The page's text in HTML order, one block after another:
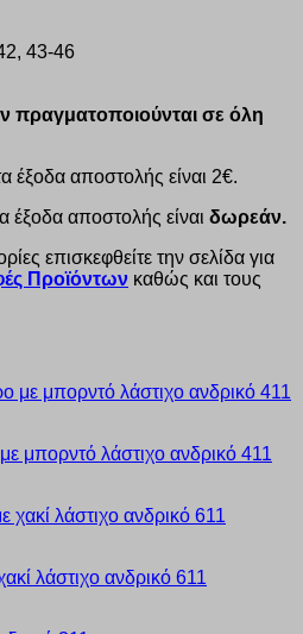
43-46
πραγματοποιούνται σε όλη
έξοδα αποστολής είναι 2€.
αποστολής είναι δωρεάν.
επισκεφθείτε την σελίδα για
Προϊόντων καθώς και τους
μπορντό λάστιχο ανδρικό 411
λάστιχο ανδρικό 611